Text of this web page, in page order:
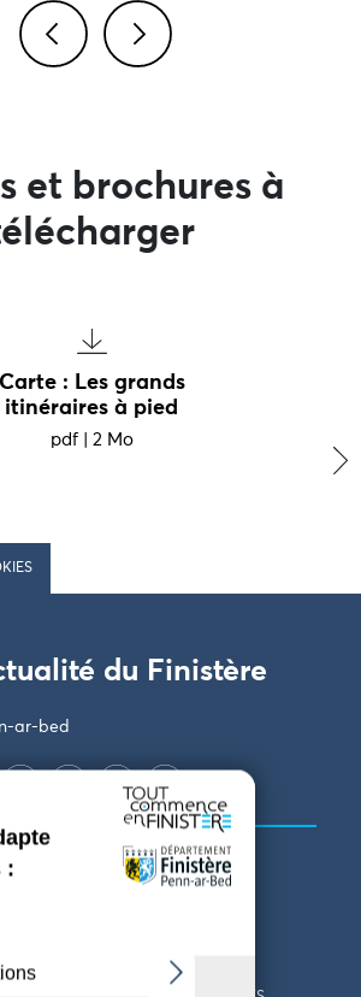
et brochures à
Carte : Les grands
itinéraires à pied
pdf| 2 Mo
›
du Finistère
ar-bed
LE DÉPARTEMENT DU